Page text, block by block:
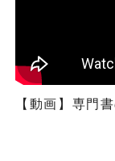
【動画】専門